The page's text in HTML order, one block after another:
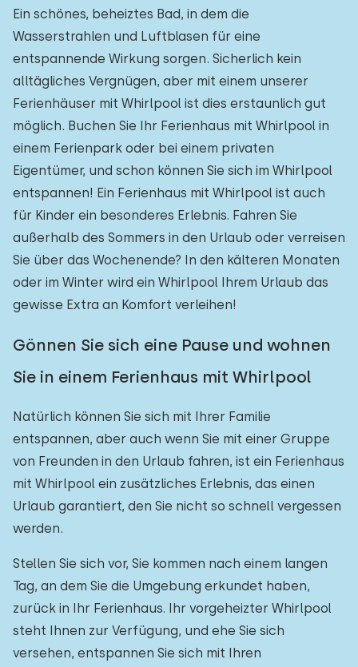
Ein schönes, beheiztes Bad, in dem die
Wasserstrahlen und Luftblasen für eine
entspannende Wirkung sorgen. Sicherlich kein
alltägliches Vergnügen, aber mit einem unserer
Ferienhäuser mit Whirlpool ist dies erstaunlich gut
möglich. Buchen Sie Ihr Ferienhaus mit Whirlpool in
einem Ferienpark oder bei einem privaten
Eigentümer, und schon können Sie sich im Whirlpool
entspannen! Ein Ferienhaus mit Whirlpool ist auch
für Kinder ein besonderes Erlebnis. Fahren Sie
außerhalb des Sommers in den Urlaub oder verreisen
Sie über das Wochenende? In den kälteren Monaten
oder im Winter wird ein Whirlpool Ihrem Urlaub das
gewisse Extra an Komfort verleihen!
Gönnen Sie sich eine Pause und wohnen
Sie in einem Ferienhaus mit Whirlpool
Natürlich können Sie sich mit Ihrer Familie
entspannen, aber auch wenn Sie mit einer Gruppe
von Freunden in den Urlaub fahren, ist ein Ferienhaus
mit Whirlpool ein zusätzliches Erlebnis, das einen
Urlaub garantiert, den Sie nicht so schnell vergessen
werden.
Stellen Sie sich vor, Sie kommen nach einem langen
Tag, an dem Sie die Umgebung erkundet haben,
zurück in Ihr Ferienhaus. Ihr vorgeheizter Whirlpool
steht Ihnen zur Verfügung, und ehe Sie sich
versehen, entspannen Sie sich mit Ihren